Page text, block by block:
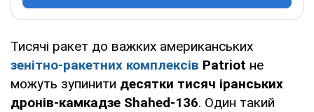
Тисячі ракет до важких американських
зенітно-ракетних комплексів Patriot не
можуть зупинити десятки тисяч іранських
дронів-камкадзе Shahed-136. Один такий